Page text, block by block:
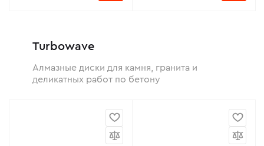
Turbowave
Алмазные диски для камня, гранита и
деликатных работ по бетону